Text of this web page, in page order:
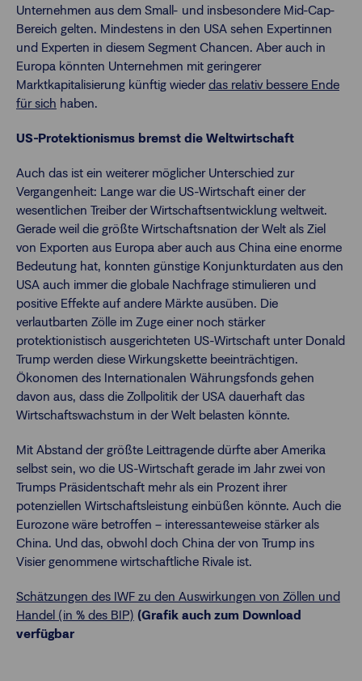
Unternehmen aus dem Small- und insbesondere Mid-Cap-
Bereich gelten. Mindestens in den USA sehen Expertinnen
und Experten in diesem Segment Chancen. Aber auch in
Europa könnten Unternehmen mit geringerer
Marktkapitalisierung künftig wiederdas relativ bessere Ende
für sich haben.
US-Protektionismus bremst die Weltwirtschaft
Auch das ist ein weiterer möglicher Unterschied zur
Vergangenheit: Lange war die US-Wirtschaft einer der
wesentlichen Treiber der Wirtschaftsentwicklung weltweit.
Gerade weil die größte Wirtschaftsnation der Welt als Ziel
von Exporten aus Europa aber auch aus China eine enorme
Bedeutung hat, konnten günstige Konjunkturdaten aus den
USA auch immer die globale Nachfrage stimulieren und
positive Effekte auf andere Märkte ausüben. Die
verlautbarten Zölle im Zuge einer noch stärker
protektionistisch ausgerichteten US-Wirtschaft unter Donald
Trump werden diese Wirkungskette beeinträchtigen.
Ökonomen des Internationalen Währungsfonds gehen
davon aus, dass die Zollpolitik der USA dauerhaft das
Wirtschaftswachstum in der Welt belasten könnte.
Mit Abstand der größte Leittragende dürfte aber Amerika
selbst sein, wo die US-Wirtschaft gerade im Jahr zwei von
Trumps Präsidentschaft mehr als ein Prozent ihrer
potenziellen Wirtschaftsleistung einbüßen könnte. Auch die
Eurozone wäre betroffen – interessanteweise stärker als
China. Und das, obwohl doch China der von Trump ins
Visier genommene wirtschaftliche Rivale ist.
Schätzungen des IWF zu den Auswirkungen von Zöllen und
Handel (in % des BIP) (Grafik auch zum Download
verfügbar